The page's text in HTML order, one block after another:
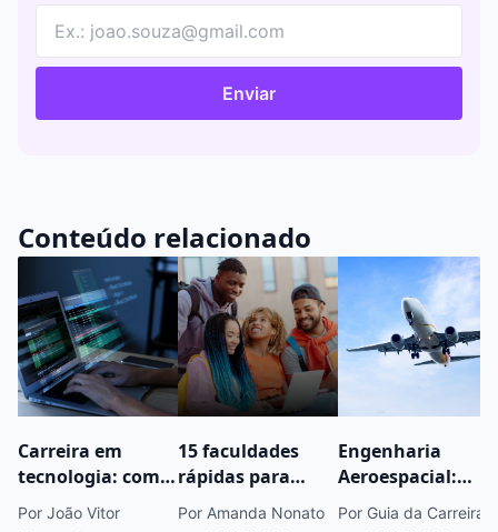
Enviar
Conteúdo relacionado
Carreira em
tecnologia: como
começar, áreas
Por João Vitor
15 faculdades
rápidas para
fazer concurso
Por Amanda Nonato
Engenharia
Aeroespacial:
saiba tudo sobre
Por Guia da Carreira